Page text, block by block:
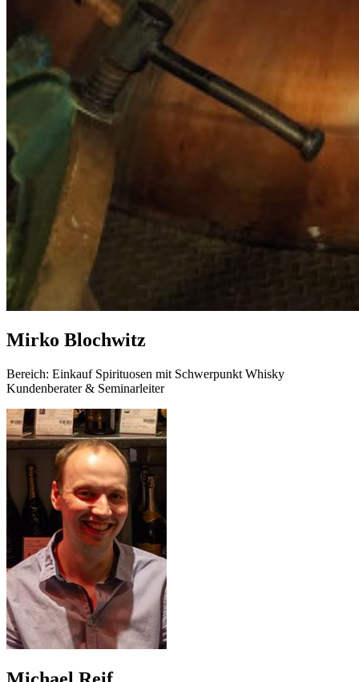
Mirko Blochwitz
Bereich: Einkauf Spirituosen mit Schwerpunkt Whisky
Kundenberater & Seminarleiter